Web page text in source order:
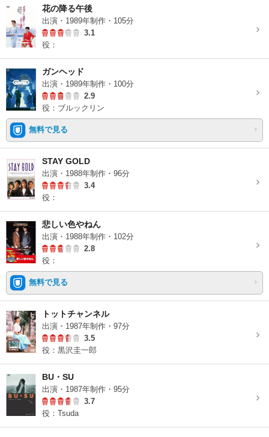
花の降る午後
出演・1989年制作・105分
3.1
役：
ガンヘッド
出演・1989年制作・100分
2.9
役：ブルックリン
無料で見る
STAY GOLD
出演・1988年制作・96分
3.4
役：
悲しい色やねん
出演・1988年制作・102分
2.8
役：
無料で見る
トットチャンネル
出演・1987年制作・97分
3.5
役：黒沢圭一郎
BU・SU
出演・1987年制作・95分
3.7
役：Tsuda